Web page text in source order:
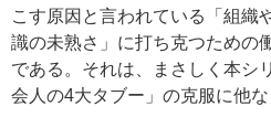
こす原因と言われている「組織
識の未熟さ」に打ち克つための
である。それは、まさしく本シ
会人の4大タブー」の克服に他な